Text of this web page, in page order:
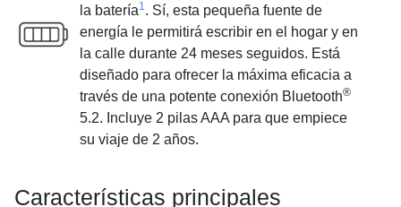
la batería1 . Sí, esta pequeña fuente de
energía le permitirá escribir en el hogar y en
la calle durante 24 meses seguidos. Está
diseñado para ofrecer la máxima eficacia a
través de una potente conexión Bluetooth®
5.2. Incluye 2 pilas AAA para que empiece
su viaje de 2 años.
Características principales